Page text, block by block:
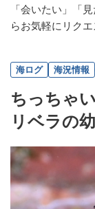
「会いたい」「
らお気軽にリク
海ログ 海況情報
ちっちゃ
リベラの